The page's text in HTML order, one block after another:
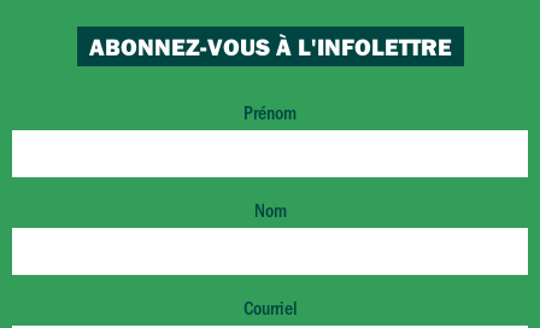
ABONNEZ-VOUS À L'INFOLETTRE
Prénom
Nom
Courriel